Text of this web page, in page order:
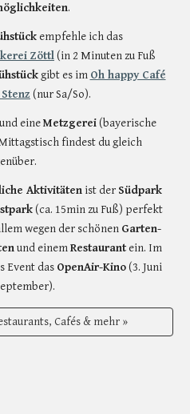
.
empfehle ich das
Zöttl(in 2 Minuten zu Fuß
gibt es im Oh happy Café
(nur Sa/So).
und eineMetzgerei(bayerische
findest du gleich
Aktivitäten ist der Südpark
(ca. 15min zu Fuß) perfekt
wegen der schönen Garten-
und einemRestaurantein. Im
Event das OpenAir-Kino(3. Juni
Cafés & mehr »